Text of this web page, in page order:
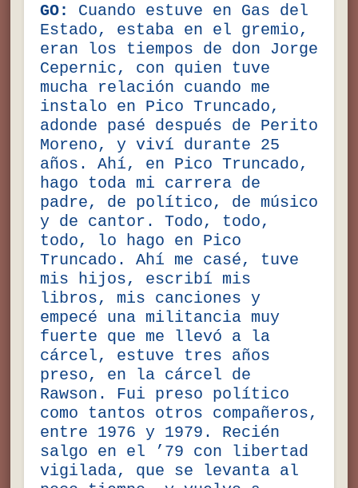
GO: Cuando estuve en Gas del
Estado, estaba en el gremio,
eran los tiempos de don Jorge
Cepernic, con quien tuve
mucha relación cuando me
instalo en Pico Truncado,
adonde pasé después de Perito
Moreno, y viví durante 25
años. Ahí, en Pico Truncado,
hago toda mi carrera de
padre, de político, de músico
y de cantor. Todo, todo,
todo, lo hago en Pico
Truncado. Ahí me casé, tuve
mis hijos, escribí mis
libros, mis canciones y
empecé una militancia muy
fuerte que me llevó a la
cárcel, estuve tres años
preso, en la cárcel de
Rawson. Fui preso político
como tantos otros compañeros,
entre 1976 y 1979. Recién
salgo en el ’79 con libertad
vigilada, que se levanta al